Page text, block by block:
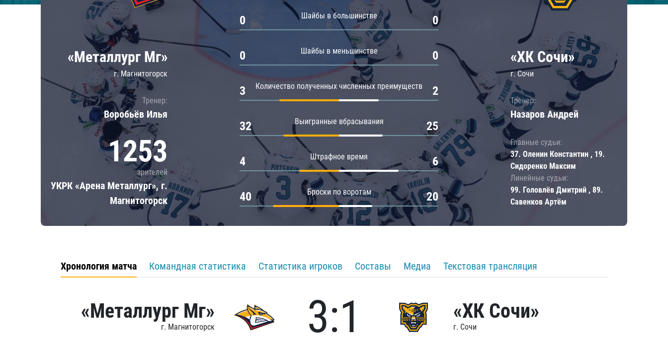
Локомотив
ЦСКА
Шанхайские Драконы
«Металлург Мг»
г. Магнитогорск
Тренер:
Воробьёв Илья
1253
зрителей
УКРК «Арена Металлург», г.
Магнитогорск
Шайбы в большинстве
0 0
Шайбы в меньшинстве
0 0
Количество полученных численных преимуществ
3 2
Выигранные вбрасывания
32 25
Штрафное время
4 6
Броски по воротам
40 20
«ХК Сочи»
г. Сочи
Тренер:
Назаров Андрей
Главные судьи:
37. Оленин Константин , 19.
Сидоренко Максим
Линейные судьи:
99. Головлёв Дмитрий , 89.
Савенков Артём
Хронология матча Командная статистика Статистика игроков Составы Медиа Текстовая трансляция
«Металлург Мг»
г. Магнитогорск 3:1 «ХК Сочи»
г. Сочи